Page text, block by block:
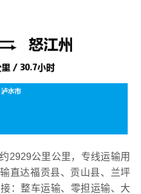
2929公里公里，专线运输用
直达福贡县、贡山县、兰坪
：整车运输、零担运输、大